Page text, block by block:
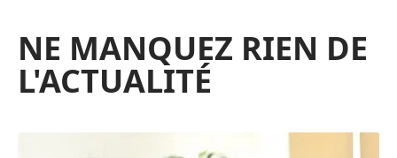
NE MANQUEZ RIEN DE
L'ACTUALITÉ